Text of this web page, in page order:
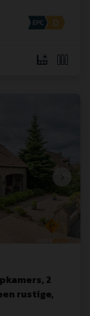
2
rustige,